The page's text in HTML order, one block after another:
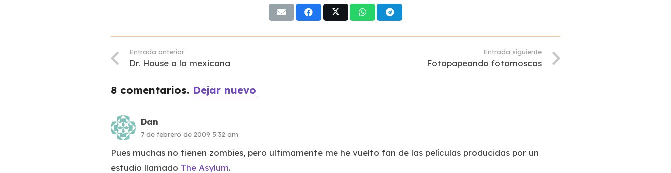
Entrada anterior
Dr. House a la mexicana
Entrada siguiente
Fotopapeando fotomoscas
8 comentarios. Dejar nuevo
Dan
7 de febrero de 2009 5:32 am
Pues muchas no tienen zombies, pero ultimamente me he vuelto fan de las películas producidas por un
estudio llamado The Asylum.